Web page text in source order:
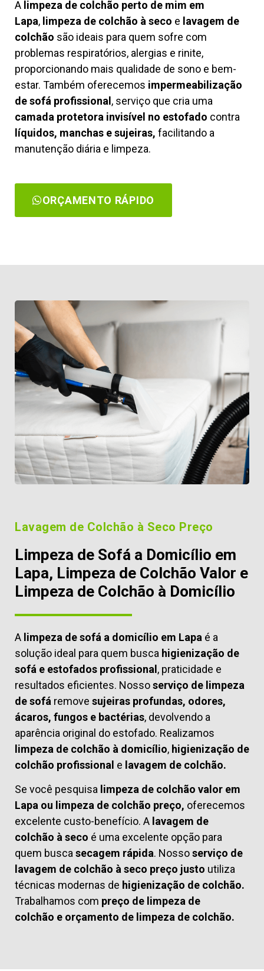
A limpeza de colchão perto de mim em
Lapa, limpeza de colchão à seco e lavagem de
colchão são ideais para quem sofre com
problemas respiratórios, alergias e rinite,
proporcionando mais qualidade de sono e bem-
estar. Também oferecemos impermeabilização
de sofá profissional , serviço que cria uma
camada protetora invisível no estofado contra
líquidos, manchas e sujeiras, facilitando a
manutenção diária e limpeza.
ORÇAMENTO RÁPIDO
Lavagem de Colchão à Seco Preço
Limpeza de Sofá a Domicílio em
Lapa, Limpeza de Colchão Valor e
Limpeza de Colchão à Domicílio
A limpeza de sofá a domicílio em Lapa é a
solução ideal para quem busca higienização de
sofá e estofados profissional, praticidade e
resultados eficientes. Nossoserviço de limpeza
de sofá remove sujeiras profundas, odores,
ácaros, fungos e bactérias, devolvendo a
aparência original do estofado. Realizamos
limpeza de colchão à domicílio, higienização de
colchão profissional e lavagem de colchão.
Se você pesquisa limpeza de colchão valor em
Lapa ou limpeza de colchão preço, oferecemos
excelente custo-benefício. A lavagem de
colchão à seco é uma excelente opção para
quem busca secagem rápida. Nossoserviço de
lavagem de colchão à seco preço justo utiliza
técnicas modernas de higienização de colchão.
Trabalhamos com preço de limpeza de
colchão e orçamento de limpeza de colchão.